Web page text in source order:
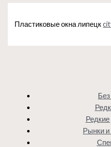
Пластиковые окна липецк
Рынки